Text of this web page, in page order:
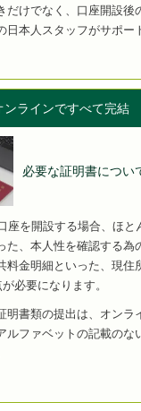
だけでなく、口座開設後
日本人スタッフがサポー
ンラインですべて完結
必要な証明書につい
座を開設する場合、ほ
た、本人性を確認する為
料金明細といった、現住
必要になります。
明書類の提出は、オンラ
ルファベットの記載のな